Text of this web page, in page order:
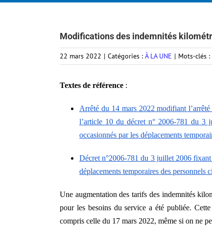
Modifications des indemnités
22 mars 2022 | Catégories : À LA UNE | Mots-clés :
Textes de référence :
Arrêté du 14 mars 2022 modifiant
l’article 10 du décret n° 2006-781 du 3
occasionnés par les déplacements
Décret n°2006-781 du 3 juillet 2006 fixant
déplacements temporaires des personnels
Une augmentation des tarifs des indemnités
pour les besoins du service a été publiée.
compris celle du 17 mars 2022, même si on ne